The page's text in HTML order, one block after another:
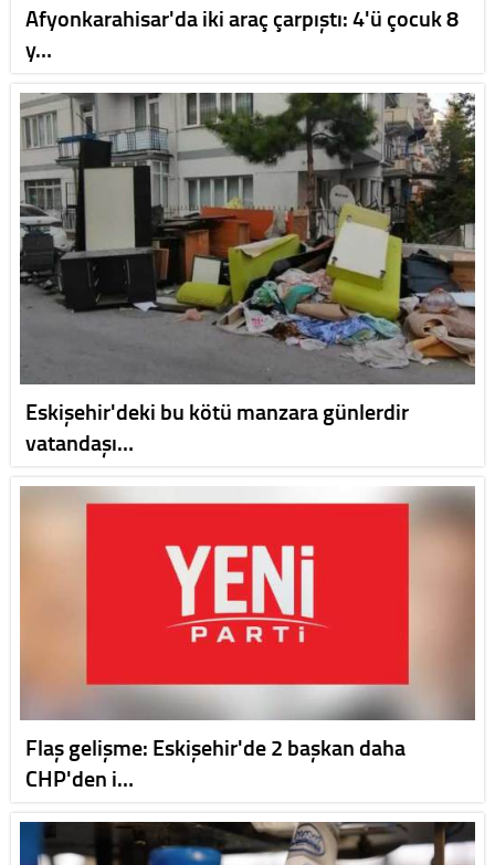
Afyonkarahisar'da iki araç çarpıştı: 4'ü çocuk 8
y…
Eskişehir'deki bu kötü manzara günlerdir
vatandaşı…
Flaş gelişme: Eskişehir'de 2 başkan daha
CHP'den i…